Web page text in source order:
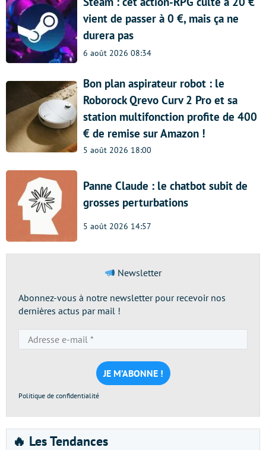
vient de passer à 0 €, mais ça ne
durera pas
6 août 2026 08:34
Bon plan aspirateur robot : le
Roborock Qrevo Curv 2 Pro et sa
station multifonction profite de 400
€ de remise sur Amazon !
5 août 2026 18:00
Panne Claude : le chatbot subit de
grosses perturbations
5 août 2026 14:57
Newsletter
Abonnez-vous à notre newsletter pour recevoir nos
dernières actus par mail !
e-
mail
*
Politique de confidentialité
🔥 Les Tendances